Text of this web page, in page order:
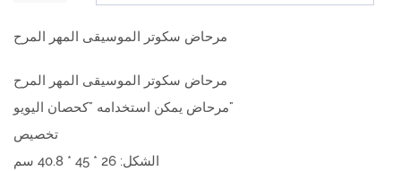
مرحاض سكوتر الموسيقى المهر المرح
مرحاض سكوتر الموسيقى المهر المرح
مرحاض يمكن استخدامه "كحصان اليويو"
تخصيص
الشكل: 26 * 45 * 40.8 سم